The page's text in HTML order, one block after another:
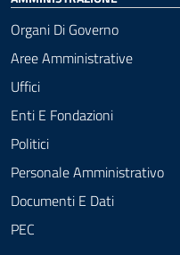
Organi Di Governo
Aree Amministrative
Uffici
Enti E Fondazioni
Politici
Personale Amministrativo
Documenti E Dati
PEC